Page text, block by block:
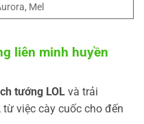
Mel
liên minh huyền
tướng LOL và trải
việc cày cuốc cho đến